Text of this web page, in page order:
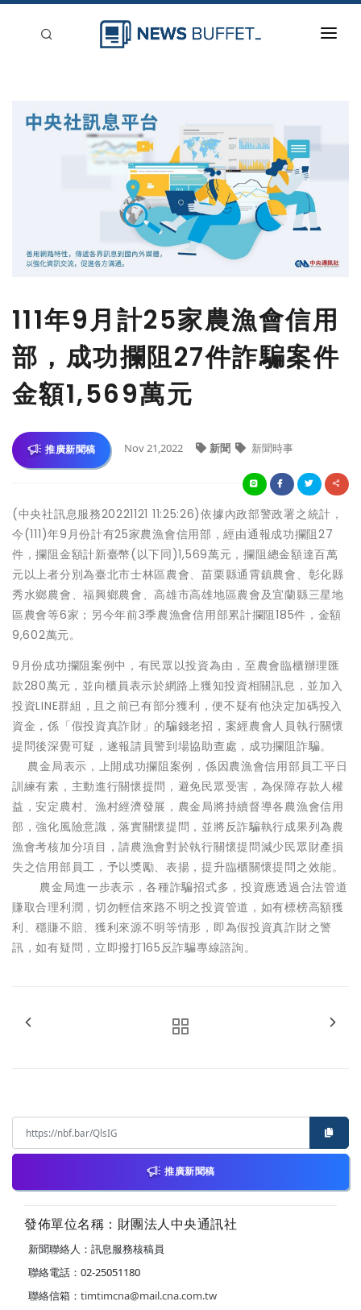
111年9月計25家農漁會信用
部，成功攔阻27件詐騙案件
金額1,569萬元
推廣新聞稿 Nov 21,2022 新聞 新聞時事
(中央社訊息服務20221121 11:25:26)依據內政部警政署之統計，
今(111)年9月份計有25家農漁會信用部，經由通報成功攔阻27
件，攔阻金額計新臺幣(以下同)1,569萬元，攔阻總金額達百萬
元以上者分別為臺北市士林區農會、苗栗縣通霄鎮農會、彰化縣
秀水鄉農會、福興鄉農會、高雄市高雄地區農會及宜蘭縣三星地
區農會等6家；另今年前3季農漁會信用部累計攔阻185件，金額
9,602萬元。
9月份成功攔阻案例中，有民眾以投資為由，至農會臨櫃辦理匯
款280萬元，並向櫃員表示於網路上獲知投資相關訊息，並加入
投資LINE群組，且之前已有部分獲利，便不疑有他決定加碼投入
資金，係「假投資真詐財」的騙錢老招，案經農會人員執行關懷
提問後深覺可疑，遂報請員警到場協助查處，成功攔阻詐騙。
農金局表示，上開成功攔阻案例，係因農漁會信用部員工平日
訓練有素，主動進行關懷提問，避免民眾受害，為保障存款人權
益，安定農村、漁村經濟發展，農金局將持續督導各農漁會信用
部，強化風險意識，落實關懷提問，並將反詐騙執行成果列為農
漁會考核加分項目，請農漁會對於執行關懷提問減少民眾財產損
失之信用部員工，予以獎勵、表揚，提升臨櫃關懷提問之效能。
農金局進一步表示，各種詐騙招式多，投資應透過合法管道
賺取合理利潤，切勿輕信來路不明之投資管道，如有標榜高額獲
利、穩賺不賠、獲利來源不明等情形，即為假投資真詐財之警
訊，如有疑問，立即撥打165反詐騙專線諮詢。
推廣新聞稿
發佈單位名稱：財團法人中央通訊社
新聞聯絡人：訊息服務核稿員
聯絡電話：02-25051180
聯絡信箱： timtimcna@mail.cna.com.tw